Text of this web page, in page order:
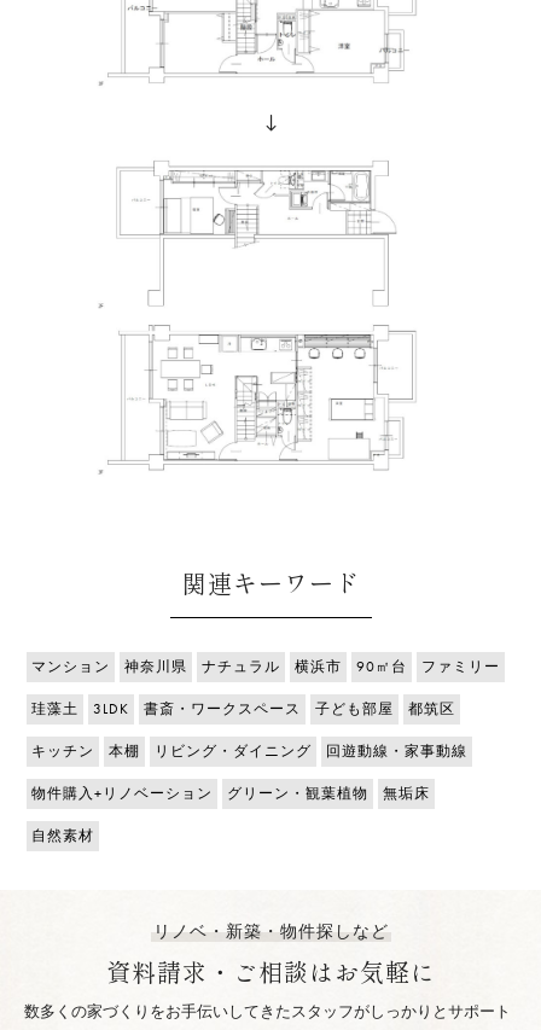
関連キーワード
マンション 神奈川県 ナチュラル 横浜市 90㎡台 ファミリー
珪藻土 3LDK 書斎・ワークスペース 子ども部屋 都筑区
キッチン 本棚 リビング・ダイニング 回遊動線・家事動線
物件購入+リノベーション グリーン・観葉植物 無垢床
自然素材
リノベ・新築・物件探しなど
資料請求・ご相談はお気軽に
数多くの家づくりをお手伝いしてきたスタッフがしっかりとサポート